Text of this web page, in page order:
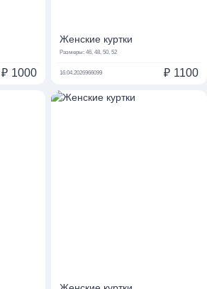
₽ 1000
Женские куртки
Размеры: 46, 48, 50, 52
16.04.2026966099 ₽ 1100